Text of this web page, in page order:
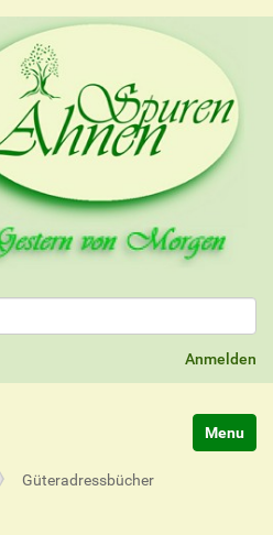
Anmelden
Güteradressbücher